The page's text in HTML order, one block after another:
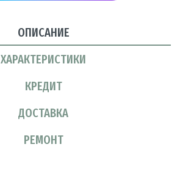
ОПИСАНИЕ
ХАРАКТЕРИСТИКИ
КРЕДИТ
ДОСТАВКА
РЕМОНТ